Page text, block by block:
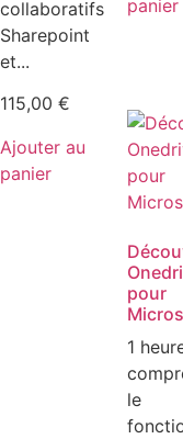
collaboratifs
Sharepoint
et...
115,00 €
Ajouter au
panier
panier
pour
1
le